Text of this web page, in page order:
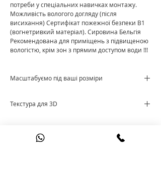
потреби у спеціальних навичках монтажу.
Можливість вологого догляду (після
висихання) Сертифікат пожежної безпеки В1
(вогнетривкий матеріал). Сировина Бельгія
Рекомендована для приміщень з підвищеною
вологістю, крім зон з прямим доступом води !!!
Масштабуємо під ваші розміри
Текстура для 3D